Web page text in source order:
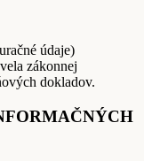
údaje)
zákonnej
dokladov.